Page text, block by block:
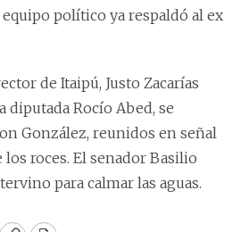
político ya respaldó al ex
de Itaipú, Justo Zacarías
diputada Rocío Abed, se
González, reunidos en señal
los roces. El senador Basilio
para calmar las aguas.